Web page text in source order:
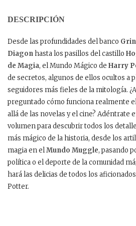
DESCRIPCIÓN
Desde las profundidades del banco
Diagon hasta los pasillos del castillo
de Magia, el Mundo Mágico de Harry
de secretos, algunos de ellos ocultos a
seguidores más fieles de la mitología.
preguntado cómo funciona realmente
allá de las novelas y el cine? Adéntrate
volumen para descubrir todos los
más mágico de la historia, desde los
magia en elMundo Muggle, pasando
política o el deporte de la comunidad
hará las delicias de todos los
Potter.